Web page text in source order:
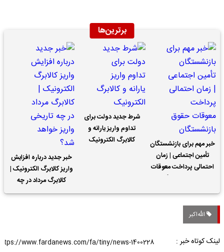
برترین‌ها
خبر مهم برای بازنشستگان
تأمین اجتماعی | زمان
احتمالی پرداخت معوقات
شرط جدید دولت برای
تداوم واریز یارانه و
کالابرگ الکترونیک
خبر جدید درباره افزایش
واریز کالابرگ الکترونیک |
کالابرگ مرداد در چه
تاریخی واریز خواهد شد؟
الله‌اکبر
لینک کوتاه خبر :